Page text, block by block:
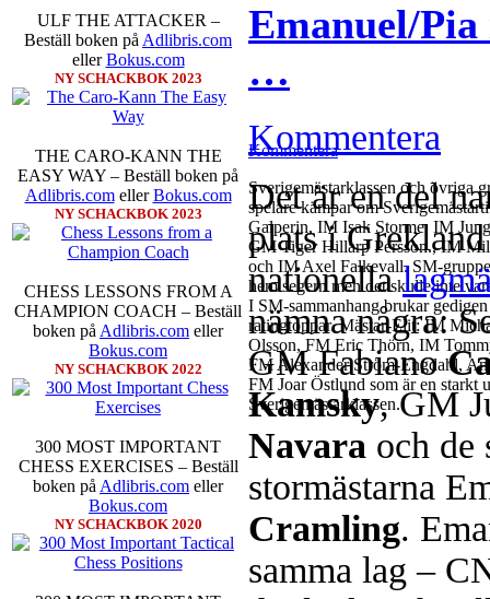
ULF THE ATTACKER –
Beställ boken på Adlibris.com
ellerBokus.com
NY SCHACKBOK 2023
THE CARO-KANN THE
EASY WAY – Beställ boken på
Adlibris.comellerBokus.com
NY SCHACKBOK 2023
CHESS LESSONS FROM A
CHAMPION COACH – Beställ
boken på Adlibris.com eller
Bokus.com
NY SCHACKBOK 2022
300 MOST IMPORTANT
CHESS EXERCISES – Beställ
boken på Adlibris.com eller
Bokus.com
NY SCHACKBOK 2020
Kommentera
Sverigemästarklassen och övriga
spelare kämpar om
Galperin, IM Isak Storme, IM
GM Tiger Hillarp Persson., IM
och IM Axel Falkevall. SM-
hem segern men det skulle inte
I SM-sammanhang brukar
ratingtoppar. Mästar-Elit: IM
Olsson, FM Eric Thörn, IM
FM Alexander Ström-Engdahl,
FM Joar Östlund som är en starkt
Sverigemästarklassen.
Emanuel/
…
Kommentera
Det är en del
plats i
nationella
nämna några:
GM Fabiano
Kamsky, GM
Navara och de
stormästarna
Cramling.
samma lag –